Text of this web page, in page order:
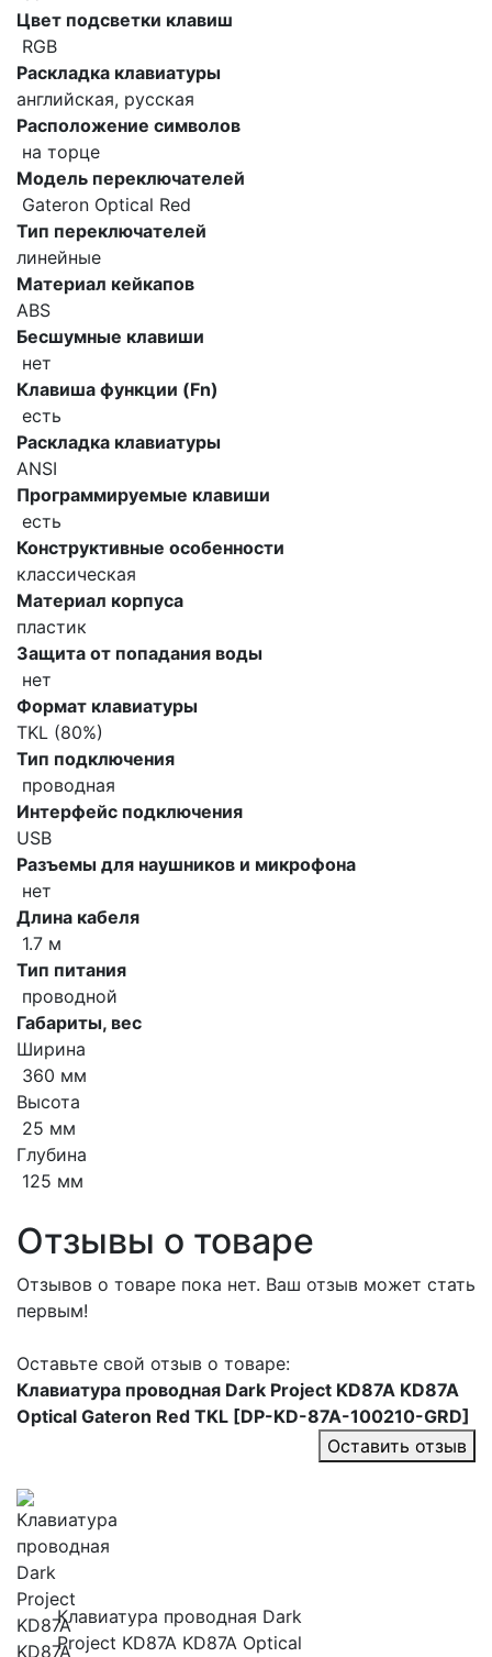
Цвет подсветки клавиш
RGB
Раскладка клавиатуры
английская, русская
Расположение символов
на торце
Модель переключателей
Gateron Optical Red
Тип переключателей
линейные
Материал кейкапов
ABS
Бесшумные клавиши
нет
Клавиша функции (Fn)
есть
Раскладка клавиатуры
ANSI
Программируемые клавиши
есть
Конструктивные особенности
классическая
Материал корпуса
пластик
Защита от попадания воды
нет
Формат клавиатуры
TKL (80%)
Тип подключения
проводная
Интерфейс подключения
USB
Разъемы для наушников и микрофона
нет
Длина кабеля
1.7 м
Тип питания
проводной
Габариты, вес
Ширина
360 мм
Высота
25 мм
Глубина
125 мм
Отзывы о товаре
Отзывов о товаре пока нет. Ваш отзыв может стать
первым!
Оставьте свой отзыв о товаре:
Клавиатура проводная Dark Project KD87A KD87A
Optical Gateron Red TKL [DP-KD-87A-100210-GRD]
Оставить отзыв
Клавиатура проводная Dark
Project KD87A KD87A Optical